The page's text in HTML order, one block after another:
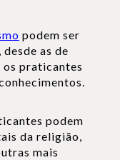
podem ser
as de
praticantes
podem
da religião,
mais